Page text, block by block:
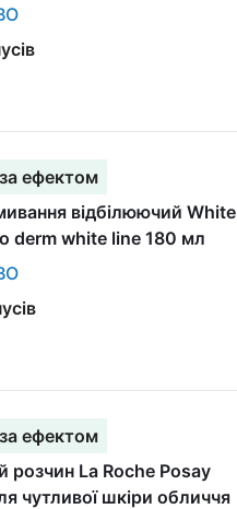
ефектом
відбілюючий White
derm white line 180 мл
ефектом
розчин La Roche Posay
чутливої шкіри обличчя